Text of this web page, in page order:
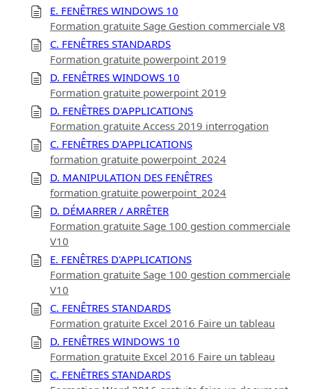
E. FENÊTRES WINDOWS 10
Formation gratuite Sage Gestion commerciale V8
C. FENÊTRES STANDARDS
Formation gratuite powerpoint 2019
D. FENÊTRES WINDOWS 10
Formation gratuite powerpoint 2019
D. FENÊTRES D'APPLICATIONS
Formation gratuite Access 2019 interrogation
C. FENÊTRES D'APPLICATIONS
formation gratuite powerpoint_2024
D. MANIPULATION DES FENÊTRES
formation gratuite powerpoint_2024
D. DÉMARRER / ARRÊTER
Formation gratuite Sage 100 gestion commerciale
V10
E. FENÊTRES D'APPLICATIONS
Formation gratuite Sage 100 gestion commerciale
V10
C. FENÊTRES STANDARDS
Formation gratuite Excel 2016 Faire un tableau
D. FENÊTRES WINDOWS 10
Formation gratuite Excel 2016 Faire un tableau
C. FENÊTRES STANDARDS